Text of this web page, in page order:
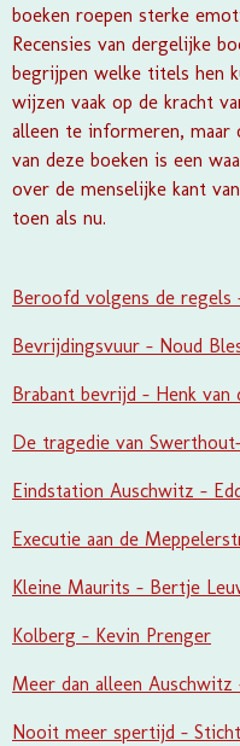
boeken roepen sterke
Recensies van dergelijke
begrijpen welke titels hen
wijzen vaak op de kracht
alleen te informeren, maar
van deze boeken is een
over de menselijke kant
toen als nu.
Beroofd volgens de regels
Bevrijdingsvuur - Noud
Brabant bevrijd - Henk van
De tragedie van
Eindstation Auschwitz -
Executie aan de
Kleine Maurits - Bertje
Kolberg - Kevin Prenger
Meer dan alleen
Nooit meer spertijd -